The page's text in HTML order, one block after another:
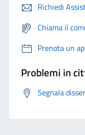
Richiedi
Chiama il
Prenota un
Problemi in
Segnala